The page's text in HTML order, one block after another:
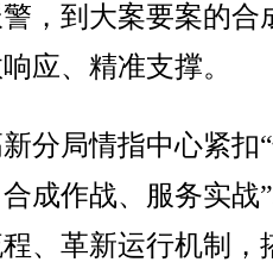
，到大案要案的合
应、精准支撑。
局情指中心紧扣
成作战、服务实战
、革新运行机制，